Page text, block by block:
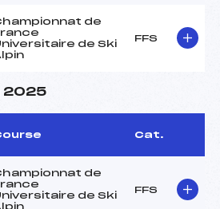
de
de Ski
FFS
2025
Cat.
de
de Ski
FFS